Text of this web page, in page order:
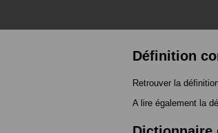
Définition
Retrouver la
A lire également la